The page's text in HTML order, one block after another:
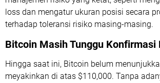
loss dan mengatur ukuran posisi secara
terhadap toleransi risiko masing-masing.
Bitcoin Masih Tunggu
Hingga saat ini, Bitcoin belum
meyakinkan di atas $110,000. Tanpa